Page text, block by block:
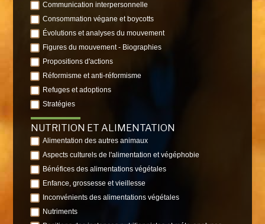
Communication interpersonnelle
Consommation végane et boycotts
Évolutions et analyses du mouvement
Figures du mouvement - Biographies
Propositions d'actions
Réformisme et anti-réformisme
Refuges et adoptions
Stratégies
NUTRITION ET ALIMENTATION
Alimentation des autres animaux
Aspects culturels de l'alimentation et végéphobie
Bénéfices des alimentations végétales
Enfance, grossesse et vieillesse
Inconvénients des alimentations végétales
Nutriments